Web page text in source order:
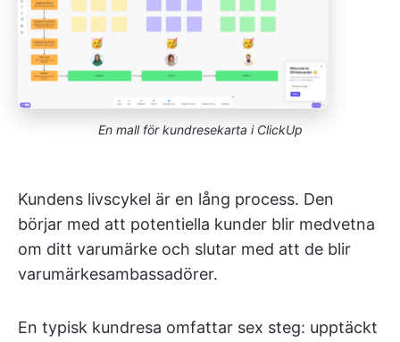
En mall för kundresekarta i ClickUp
Kundens livscykel är en lång process. Den
börjar med att potentiella kunder blir medvetna
om ditt varumärke och slutar med att de blir
varumärkesambassadörer.
En typisk kundresa omfattar sex steg: upptäckt